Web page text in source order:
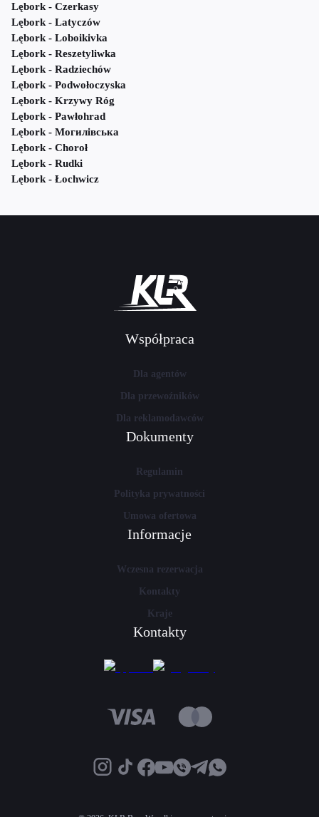
Lębork - Czerkasy
Lębork - Latyczów
Lębork - Loboikivka
Lębork - Reszetyliwka
Lębork - Radziechów
Lębork - Podwołoczyska
Lębork - Krzywy Róg
Lębork - Pawłohrad
Lębork - Могилівська
Lębork - Choroł
Lębork - Rudki
Lębork - Łochwicz
Współpraca
Dla agentów
Dla przewoźników
Dla reklamodawców
Dokumenty
Regulamin
Polityka prywatności
Umowa ofertowa
Informacje
Wczesna rezerwacja
Kontakty
Kraje
Kontakty